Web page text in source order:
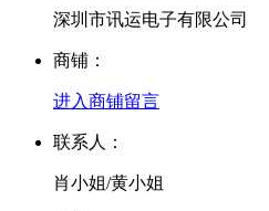
深圳市讯运电子有限公司
商铺：
进入商铺留言
联系人：
肖小姐/黄小姐